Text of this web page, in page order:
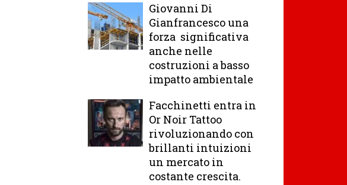
Giovanni Di
Gianfrancesco una
forza significativa
anche nelle
costruzioni a basso
impatto ambientale
Facchinetti entra in
Or Noir Tattoo
rivoluzionando con
brillanti intuizioni
un mercato in
costante crescita.